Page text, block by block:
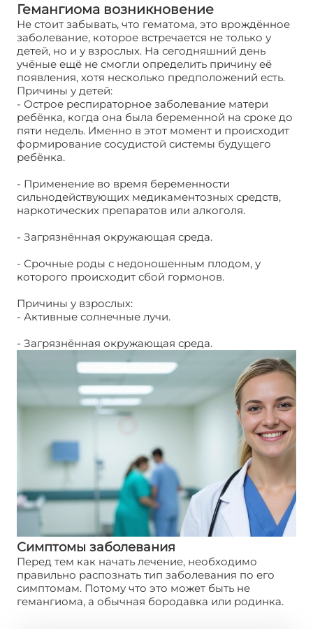
Гемангиома возникновение
Не стоит забывать, что гематома, это врождённое
заболевание, которое встречается не только у
детей, но и у взрослых. На сегодняшний день
учёные ещё не смогли определить причину её
появления, хотя несколько предположений есть.
Причины у детей:
- Острое респираторное заболевание матери
ребёнка, когда она была беременной на сроке до
пяти недель. Именно в этот момент и происходит
формирование сосудистой системы будущего
ребёнка.
- Применение во время беременности
сильнодействующих медикаментозных средств,
наркотических препаратов или алкоголя.
- Загрязнённая окружающая среда.
- Срочные роды с недоношенным плодом, у
которого происходит сбой гормонов.
Причины у взрослых:
- Активные солнечные лучи.
- Загрязнённая окружающая среда.
Симптомы заболевания
Перед тем как начать лечение, необходимо
правильно распознать тип заболевания по его
симптомам. Потому что это может быть не
гемангиома, а обычная бородавка или родинка.